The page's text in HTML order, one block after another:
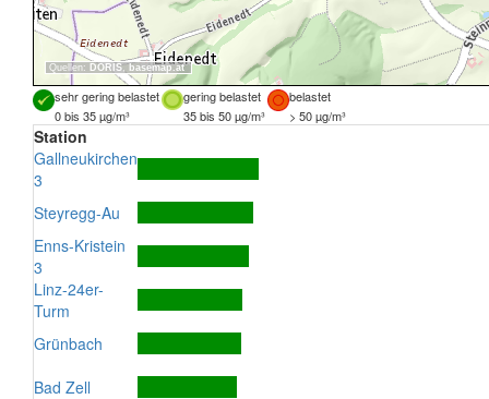
Quellen: DORIS, basemap.at
sehr gering belastet gering belastet
belastet
0 bis 35 µg/m³
35 bis 50 µg/m³ > 50 µg/m³
Station
Gallneukirchen
3
Steyregg-Au
Enns-Kristein
3
Linz-24er-
Turm
Grünbach
Bad Zell